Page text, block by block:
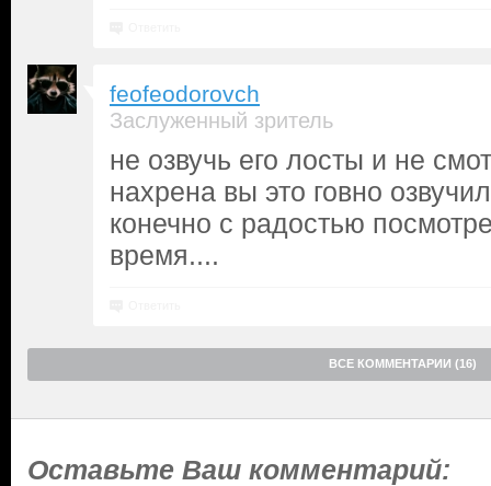
feofeodorovch
Заслуженный зритель
не озвучь его лосты и не
нахрена вы это говно
конечно с радостью
время....
ВСЕ КОММЕНТАРИИ (16)
Оставьте Ваш комментарий: